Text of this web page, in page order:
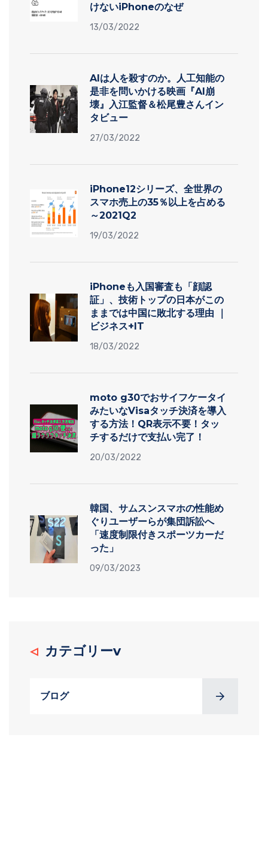
けないiPhoneのなぜ
13/03/2022
AIは人を殺すのか。人工知能の
是非を問いかける映画『AI崩
壊』入江監督＆松尾豊さんイン
タビュー
27/03/2022
iPhone12シリーズ、全世界の
スマホ売上の35％以上を占める
～2021Q2
19/03/2022
iPhoneも入国審査も「顔認
証」、技術トップの日本がこの
ままでは中国に敗北する理由 ｜
ビジネス+IT
18/03/2022
moto g30でおサイフケータイ
みたいなVisaタッチ決済を導入
する方法！QR表示不要！タッ
チするだけで支払い完了！
20/03/2022
韓国、サムスンスマホの性能め
ぐりユーザーらが集団訴訟へ
「速度制限付きスポーツカーだ
った」
09/03/2023
カテゴリーv
ブログ